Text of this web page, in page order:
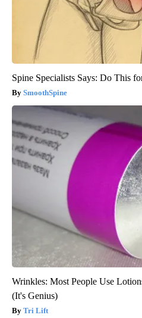
Spine Specialists Says: Do This
SmoothSpine
Wrinkles: Most People Use
(It's Genius)
Tri Lift